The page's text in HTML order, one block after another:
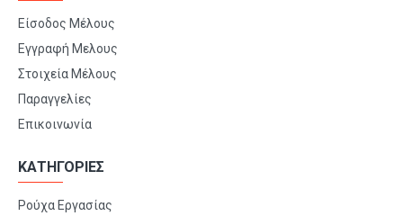
Είσοδος Μέλους
Εγγραφή Μελους
Στοιχεία Μέλους
Παραγγελίες
Επικοινωνία
ΚΑΤΗΓΟΡΙΕΣ
Ρούχα Εργασίας